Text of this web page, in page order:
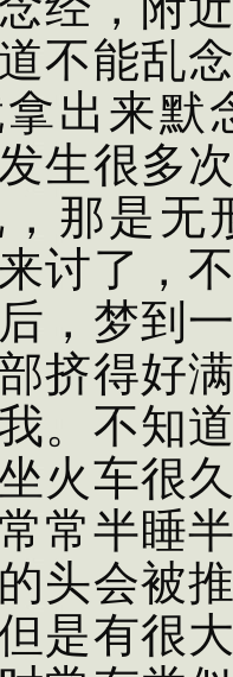
不能乱
出来默
生很多
那是无
讨了，
，梦到
挤得好
。不知
火车很
常半睡
头会被
是有很